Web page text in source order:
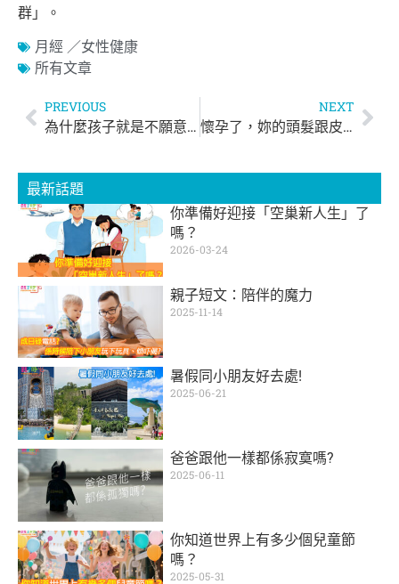
群」。
月經 ／女性健康
所有文章
PREVIOUS
為什麼孩子就是不願意說「謝謝」？
NEXT
懷孕了，妳的頭髮跟皮膚會有什麼變化？
最新話題
你準備好迎接「空巢新人生」了
嗎？
2026-03-24
親子短文：陪伴的魔力
2025-11-14
暑假同小朋友好去處!
2025-06-21
爸爸跟他一樣都係寂寞嗎?
2025-06-11
你知道世界上有多少個兒童節
嗎？
2025-05-31